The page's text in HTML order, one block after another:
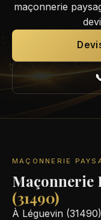
maçonnerie
MAÇONNERIE
Maçonnerie
(31490)
À Léguevin